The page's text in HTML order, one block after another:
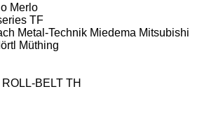
Merlo
TF
Metal-Technik Miedema Mitsubishi
Müthing
ROLL-BELT TH